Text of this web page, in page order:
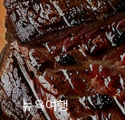
뉴욕여행